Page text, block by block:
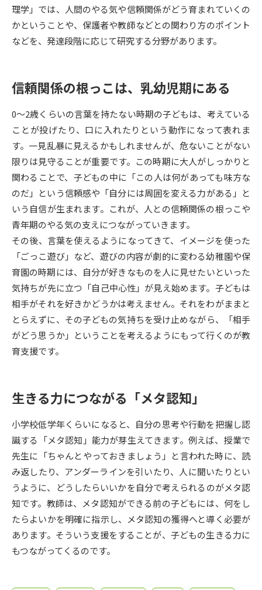
大学で学べる内容や特徴を調べる
デジタルパンフレット 進路の３択
新学年スタート号特集ページ
（高3生用）
新学年スタート号特集ページ
（高2生用）
SELFBRAND特集ページ
オープンキャンパスなどを調べる
オープンキャンパス検索 実施プログラムから探す
来場型・Web型イベント特集 夢ナビライブ
受験準備 資料検索
先輩が入学を決めた理由 テレメール全国一斉進学調査
新生活お役立ちガイド
学問発見 学問検索
理学」では、人間のやる気や信頼関係がどう育まれていくの
かということや、保護者や教師などとの関わり方のポイント
などを、発達段階に応じて研究する分野があります。
信頼関係の根っこは、乳幼児期にある
0～2歳くらいの言葉を持たない時期の子どもは、考えている
ことが投げたり、口に入れたりという動作になって表れま
す。一見乱暴に見えるかもしれませんが、危ないことがない
限りは見守ることが重要です。この時期に大人がしっかりと
関わることで、子どもの中に「この人は何があっても味方な
のだ」という信頼感や「自分には周囲を変える力がある」と
いう自信が生まれます。これが、人との信頼関係の根っこや
青年期のやる気の支えにつながっていきます。
その後、言葉を使えるようになってきて、イメージを使った
「ごっこ遊び」など、遊びの内容が劇的に変わる幼稚園や保
育園の時期には、自分が好きなものを人に見せたいといった
気持ちが先に立つ「自己中心性」が見え始めます。子どもは
相手がそれを好きかどうかは考えません。それをわがままと
とらえずに、その子どもの気持ちを受け止めながら、「相手
がどう思うか」ということを考えるようにもって行くのが教
育支援です。
生きる力につながる「メタ認知」
小学校低学年くらいになると、自分の思考や行動を把握し認
識する「メタ認知」能力が芽生えてきます。例えば、授業で
先生に「ちゃんとやっておきましょう」と言われた時に、読
み返したり、アンダーラインを引いたり、人に聞いたりとい
うように、どうしたらいいかを自分で考えられるのがメタ認
知です。教師は、メタ認知ができる前の子どもには、何をし
たらよいかを明確に指示し、メタ認知の獲得へと導く必要が
あります。そういう支援をすることが、子どもの生きる力に
もつながってくるのです。